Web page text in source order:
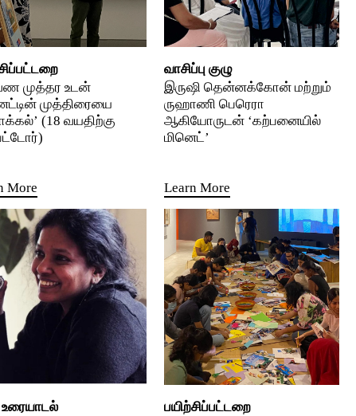
முத்தர உடன்
முத்திரையை
(18 வயதிற்கு
More
வாசிப்பு குழு
இருஷி தென்னக்கோன் மற்றும்
ருஹாணி பெரெரா
ஆகியோருடன் ‘கற்பனையில்
மினெட்’
Learn More
உரையாடல்
பயிற்சிப்பட்டறை